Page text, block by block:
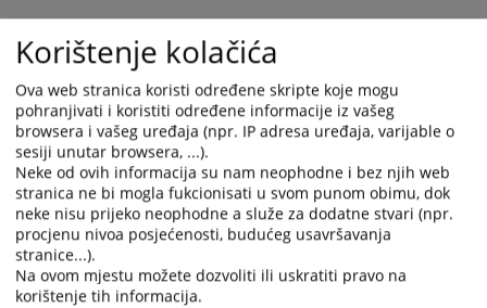
Korištenje kolačića
Ova web stranica koristi određene skripte koje mogu
pohranjivati i koristiti određene informacije iz vašeg
browsera i vašeg uređaja (npr. IP adresa uređaja, varijable o
sesiji unutar browsera, ...).
Neke od ovih informacija su nam neophodne i bez njih web
stranica ne bi mogla fukcionisati u svom punom obimu, dok
neke nisu prijeko neophodne a služe za dodatne stvari (npr.
procjenu nivoa posjećenosti, budućeg usavršavanja
stranice...).
Na ovom mjestu možete dozvoliti ili uskratiti pravo na
korištenje tih informacija.